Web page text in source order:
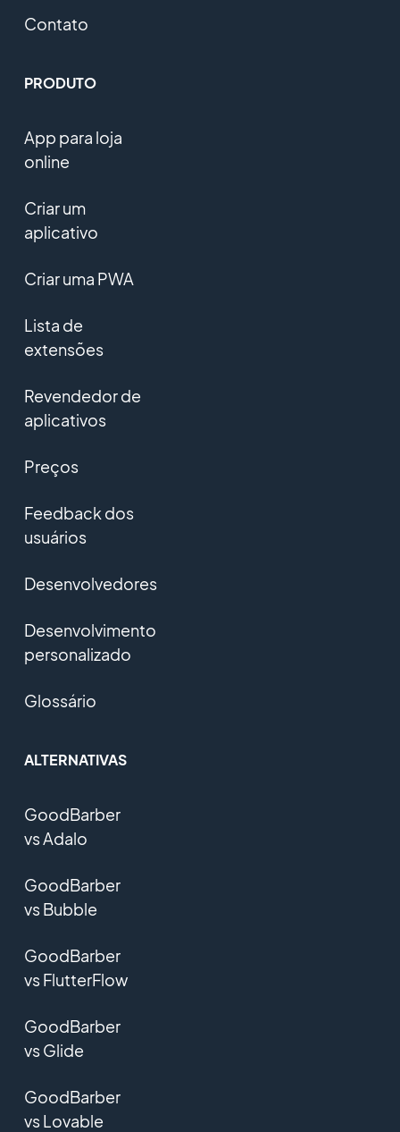
Contato
PRODUTO
App para loja
online
Criar um
aplicativo
Criar uma PWA
Lista de
extensões
Revendedor de
aplicativos
Preços
Feedback dos
usuários
Desenvolvedores
Desenvolvimento
personalizado
Glossário
ALTERNATIVAS
GoodBarber
vs Adalo
GoodBarber
vs Bubble
GoodBarber
vs FlutterFlow
GoodBarber
vs Glide
GoodBarber
vs Lovable